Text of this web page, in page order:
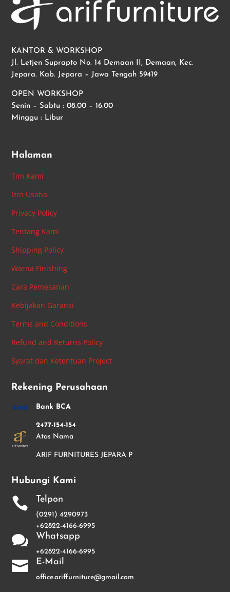
KANTOR & WORKSHOP
Jl. Letjen Suprapto No. 14 Demaan II, Demaan, Kec.
Jepara. Kab. Jepara – Jawa Tengah 59419
OPEN WORKSHOP
Senin – Sabtu : 08.00 – 16.00
Minggu : Libur
Halaman
Tim Kami
Izin Usaha
Privacy Policy
Tentang Kami
Shipping Policy
Warna Finishing
Cara Pemesanan
Kebijakan Garansi
Terms and Conditions
Refund and Returns Policy
Syarat dan Ketentuan Project
Rekening Perusahaan
Bank BCA
2477-154-154
Atas Nama
ARIF FURNITURES JEPARA P
Hubungi Kami
 Telpon
(0291) 4290973
+62822-4166-6995
 Whatsapp
+62822-4166-6995
 E-Mail
office.ariffurniture@gmail.com